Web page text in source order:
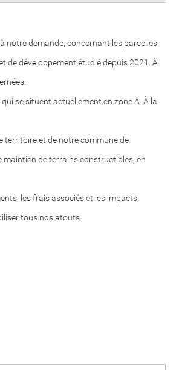
notre demande, concernant les parcelles
de développement étudié depuis 2021. À
se situent actuellement en zone A. À la
territoire et de notre commune de
maintien de terrains constructibles, en
les frais associés et les impacts
tous nos atouts.